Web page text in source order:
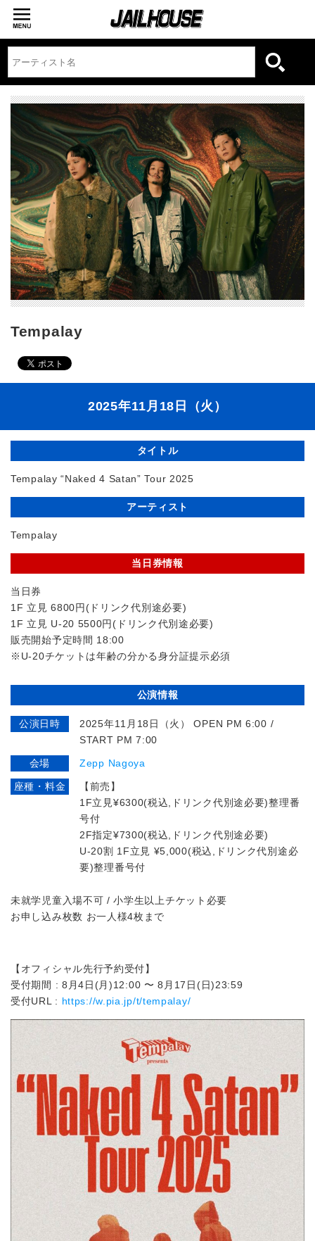
Tempalay
2025年11月18日（火）
タイトル
Tempalay “Naked 4 Satan” Tour 2025
アーティスト
Tempalay
当日券情報
当日券
1F 立見 6800円(ドリンク代別途必要)
1F 立見 U-20 5500円(ドリンク代別途必要)
販売開始予定時間 18:00
※U-20チケットは年齢の分かる身分証提示必須
公演情報
公演日時
2025年11月18日（火） OPEN PM 6:00 /
START PM 7:00
会場 Zepp Nagoya
座種・料金
【前売】
1F立見¥6300(税込,ドリンク代別途必要)整理番
号付
2F指定¥7300(税込,ドリンク代別途必要)
U-20割 1F立見 ¥5,000(税込,ドリンク代別途必
要)整理番号付
未就学児童入場不可 / 小学生以上チケット必要
お申し込み枚数 お一人様4枚まで
【オフィシャル先行予約受付】
受付期間 : 8月4日(月)12:00 〜 8月17日(日)23:59
受付URL : https://w.pia.jp/t/tempalay/